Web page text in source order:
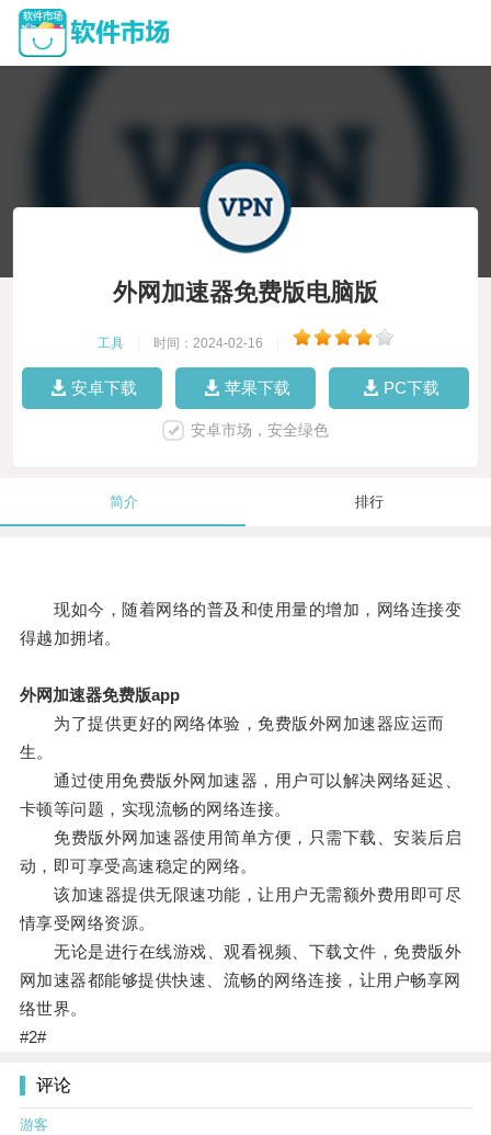
外网加速器免费版电脑版
工具 时间：2024-02-16
安卓下载 苹果下载 PC下载
安卓市场，安全绿色
简介 排行
现如今，随着网络的普及和使用量的增加，网络连接变
得越加拥堵。
外网加速器免费版app
为了提供更好的网络体验，免费版外网加速器应运而
生。
通过使用免费版外网加速器，用户可以解决网络延迟、
卡顿等问题，实现流畅的网络连接。
免费版外网加速器使用简单方便，只需下载、安装后启
动，即可享受高速稳定的网络。
该加速器提供无限速功能，让用户无需额外费用即可尽
情享受网络资源。
无论是进行在线游戏、观看视频、下载文件，免费版外
网加速器都能够提供快速、流畅的网络连接，让用户畅享网
络世界。
#2#
评论
游客